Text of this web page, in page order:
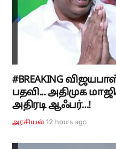
#BREAKING
பதவி... அதிமுக
அதிரடி ஆஃபர்...!
அரசியல் 12 hours ago